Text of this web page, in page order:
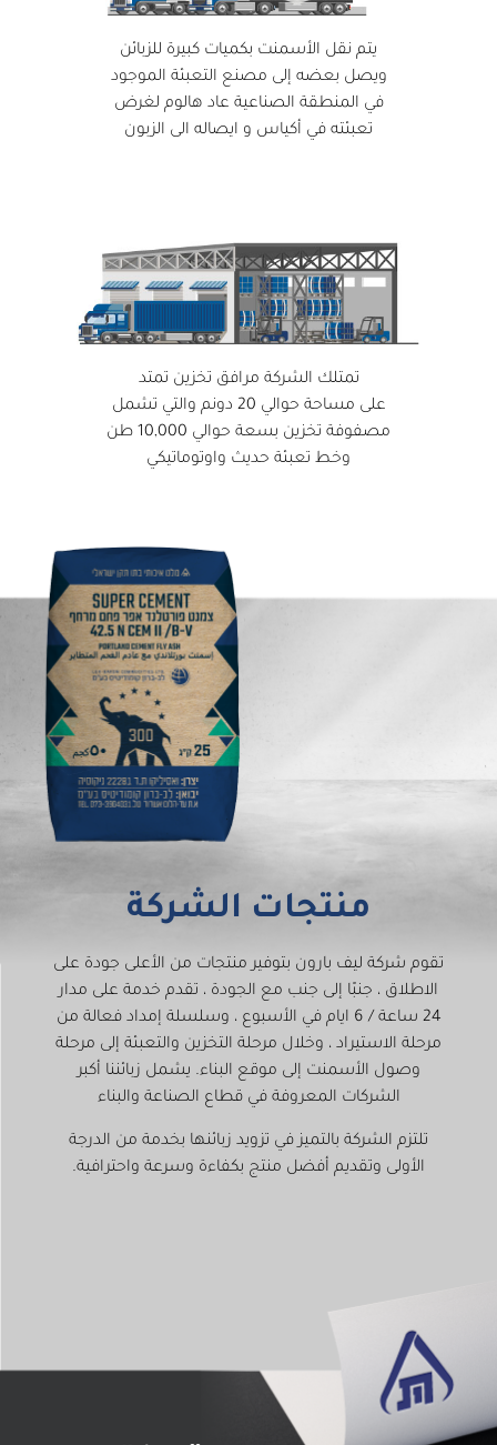
يتم نقل الأسمنت بكميات كبيرة للزبائن
ويصل بعضه إلى مصنع التعبئة الموجود
في المنطقة الصناعية عاد هالوم لغرض
تعبئته في أكياس و ايصاله الى الزبون
تمتلك الشركة مرافق تخزين تمتد
على مساحة حوالي 20 دونم والتي تشمل
مصفوفة تخزين بسعة حوالي 10,000 طن
وخط تعبئة حديث واوتوماتيكي
منتجات الشركة
تقوم شركة ليف بارون بتوفير منتجات من الأعلى جودة على
الاطلاق ، جنبًا إلى جنب مع الجودة ، تقدم خدمة على مدار
24 ساعة / 6 ايام في الأسبوع ، وسلسلة إمداد فعالة من
مرحلة الاستيراد ، وخلال مرحلة التخزين والتعبئة إلى مرحلة
وصول الأسمنت إلى موقع البناء. يشمل زبائننا أكبر
الشركات المعروفة في قطاع الصناعة والبناء
تلتزم الشركة بالتميز في تزويد زبائنها بخدمة من الدرجة
الأولى وتقديم أفضل منتج بكفاءة وسرعة واحترافية.